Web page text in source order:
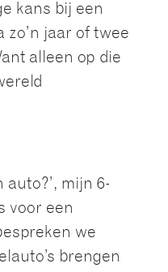
kans bij een
jaar of twee
alleen op die
mijn 6-
voor een
we
brengen